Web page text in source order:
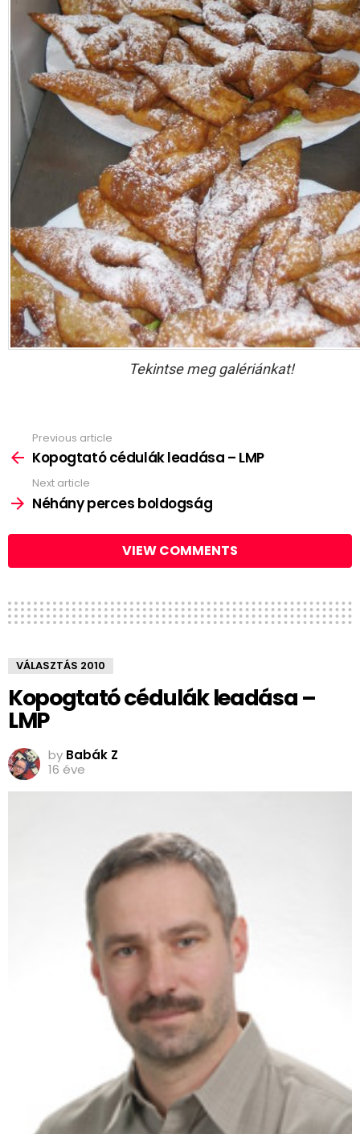
Tekintse meg galériánkat!
more
Previous article
Kopogtató cédulák leadása – LMP
Next article
Néhány perces boldogság
VIEW COMMENTS
VÁLASZTÁS 2010
Kopogtató cédulák leadása –
LMP
by Babák Z
16 éve